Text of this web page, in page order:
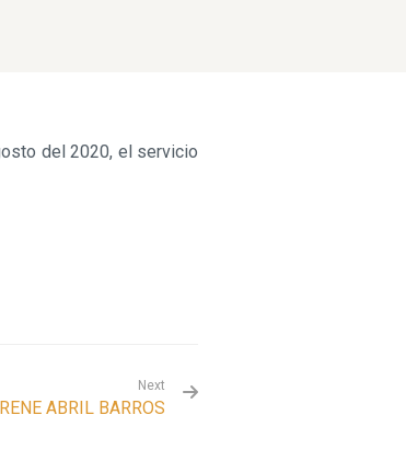
del 2020, el servicio
Next
ABRIL BARROS